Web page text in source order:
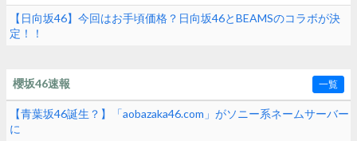
【日向坂46】今回はお手頃価格？日向坂46とBEAMSのコラボが決
定！！
櫻坂46速報 一覧
【青葉坂46誕生？】「aobazaka46.com」がソニー系ネームサーバー
に